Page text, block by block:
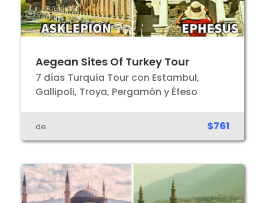
Aegean Sites Of Turkey Tour
7 días Turquía Tour con Estambul,
Gallipoli, Troya, Pergamón y Éfeso
de $761